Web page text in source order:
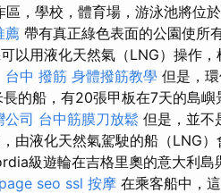
區，學校，體育場，游泳池將位
薦 帶有真正綠色表面的公園使所
以用液化天然氣（LNG）操作
台中 撥筋 身體撥筋教學 但是，
的船，有20張甲板在7天的島
公司 台中筋膜刀放鬆 但是，並不
由液化天然氣駕駛的船（LNG）
級遊輪在吉格里奧的意大利
seo ssl 按摩 在乘客船中，